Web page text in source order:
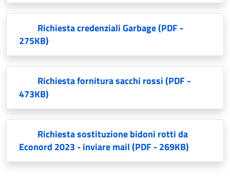
Richiesta credenziali Garbage(PDF -
275KB)
Richiesta fornitura sacchi rossi(PDF -
473KB)
Richiesta sostituzione bidoni rotti da
Econord 2023 - inviare mail(PDF - 269KB)